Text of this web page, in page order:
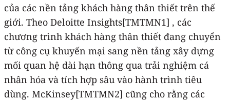
của các nền tảng khách hàng thân thiết trên thế
giới. Theo Deloitte Insights[TMTMN1] , các
chương trình khách hàng thân thiết đang chuyển
từ công cụ khuyến mại sang nền tảng xây dựng
mối quan hệ dài hạn thông qua trải nghiệm cá
nhân hóa và tích hợp sâu vào hành trình tiêu
dùng. McKinsey[TMTMN2] cũng cho rằng các